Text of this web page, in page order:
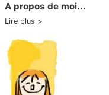
A propos de moi...
Lire plus